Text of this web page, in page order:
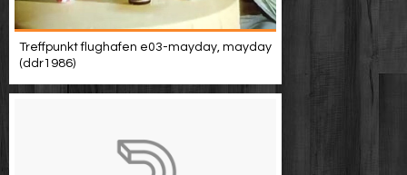
Treffpunkt flughafen e03-mayday, mayday
(ddr1986)